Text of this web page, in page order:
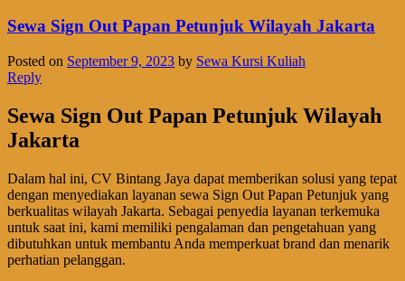
Sewa Sign Out Papan Petunjuk Wilayah Jakarta
Posted on September 9, 2023 by Sewa Kursi Kuliah
Reply
Sewa Sign Out Papan Petunjuk Wilayah
Jakarta
Dalam hal ini, CV Bintang Jaya dapat memberikan solusi yang tepat
dengan menyediakan layanan sewa Sign Out Papan Petunjuk yang
berkualitas wilayah Jakarta. Sebagai penyedia layanan terkemuka
untuk saat ini, kami memiliki pengalaman dan pengetahuan yang
dibutuhkan untuk membantu Anda memperkuat brand dan menarik
perhatian pelanggan.